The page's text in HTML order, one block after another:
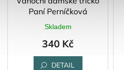
Paní Perníčková
Skladem
340 Kč
DETAIL